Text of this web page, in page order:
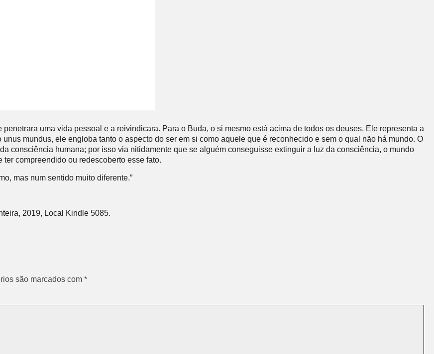
uma vida pessoal e a reivindicara. Para o Buda, o si mesmo está acima de todos os deuses. Ele representa a
mundus, ele engloba tanto o aspecto do ser em si como aquele que é reconhecido e sem o qual não há mundo. O
consciência humana; por isso via nitidamente que se alguém conseguisse extinguir a luz da consciência, o mundo
compreendido ou redescoberto esse fato.
mas num sentido muito diferente.”
2019, Local Kindle 5085.
são marcados com *